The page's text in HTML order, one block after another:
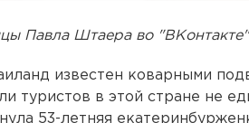
Павла Штаера во "ВКонтакте"
известен коварными
туристов в этой стране не
53-летняя